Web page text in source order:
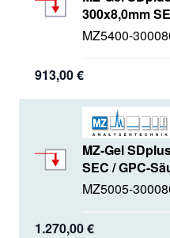
300x8,0mm
MZ5400-
913,00 €
MZ-Gel
SEC / GPC-
MZ5005-
1.270,00 €